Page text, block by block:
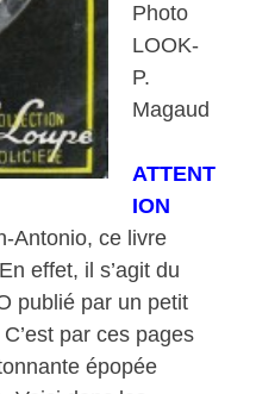
Photo
LOOK-
P.
Magaud
ATTENT
ION
Antonio, ce livre
effet, il s’agit du
publié par un petit
par ces pages
épopée